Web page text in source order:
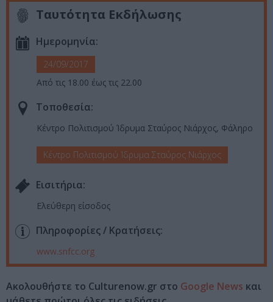
Ταυτότητα Εκδήλωσης
Ημερομηνία:
24/09/2017
Από τις 18.00 έως τις 22.00
Τοποθεσία:
Κέντρο Πολιτισμού Ίδρυμα Σταύρος Νιάρχος, Φάληρο
Κέντρο Πολιτισμού Ίδρυμα Σταύρος Νιάρχος
Eισιτήρια:
Ελεύθερη είσοδος
Πληροφορίες / Κρατήσεις:
www.snfcc.org
Ακολουθήστε το Culturenow.gr στο Google News και